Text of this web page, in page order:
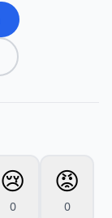
😢
0
😡
0